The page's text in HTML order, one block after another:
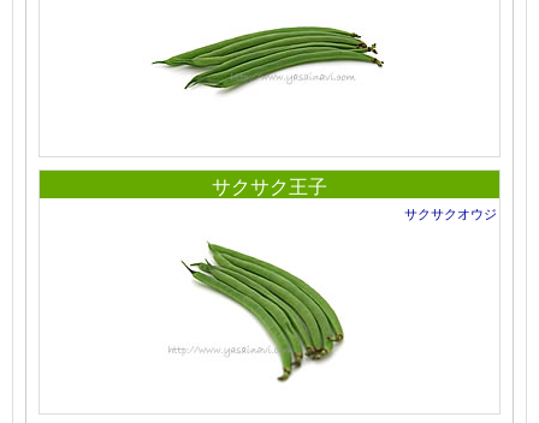
サクサク王子
サクサクオウジ